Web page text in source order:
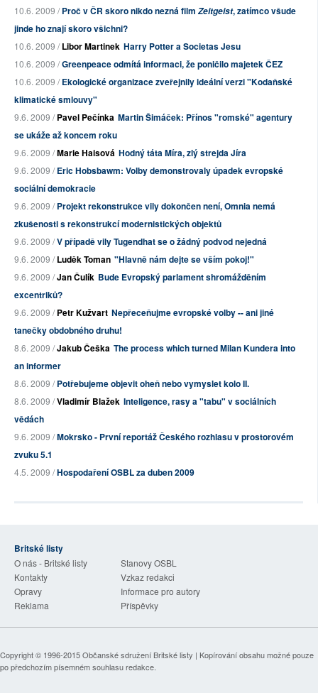
10.6. 2009 /Proč v ČR skoro nikdo nezná film Zeitgeist, zatímco všude
jinde ho znají skoro všichni?
10.6. 2009 /Libor Martinek Harry Potter a Societas Jesu
10.6. 2009 /Greenpeace odmítá informaci, že poničilo majetek ČEZ
10.6. 2009 /Ekologické organizace zveřejnily ideální verzi "Kodaňské
klimatické smlouvy"
9.6. 2009 /Pavel Pečínka Martin Šimáček: Přínos "romské" agentury
se ukáže až koncem roku
9.6. 2009 /Marie Haisová Hodný táta Míra, zlý strejda Jíra
9.6. 2009 /Eric Hobsbawm: Volby demonstrovaly úpadek evropské
sociální demokracie
9.6. 2009 /Projekt rekonstrukce vily dokončen není, Omnia nemá
zkušenosti s rekonstrukcí modernistických objektů
9.6. 2009 /V případě vily Tugendhat se o žádný podvod nejedná
9.6. 2009 /Luděk Toman "Hlavně nám dejte se vším pokoj!"
9.6. 2009 /Jan Čulík Bude Evropský parlament shromážděním
excentriků?
9.6. 2009 /Petr Kužvart Nepřeceňujme evropské volby -- ani jiné
tanečky obdobného druhu!
8.6. 2009 /Jakub Češka The process which turned Milan Kundera into
an informer
8.6. 2009 /Potřebujeme objevit oheň nebo vymyslet kolo II.
8.6. 2009 /Vladimír Blažek Inteligence, rasy a "tabu" v sociálních
vědách
9.6. 2009 /Mokrsko - První reportáž Českého rozhlasu v prostorovém
zvuku 5.1
4.5. 2009 /Hospodaření OSBL za duben 2009
Britské listy
O nás - Britské listy
Stanovy OSBL
Kontakty
Vzkaz redakci
Opravy
Informace pro autory
Reklama
Příspěvky
Copyright © 1996-2015Občanské sdružení Britské listy | Kopírování obsahu možné pouze
po předchozím písemném souhlasu redakce.